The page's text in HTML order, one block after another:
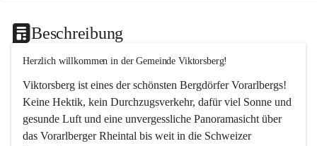
Beschreibung
Herzlich willkommen in der Gemeinde Viktorsberg!
Viktorsberg ist eines der schönsten Bergdörfer Vorarlbergs!
Keine Hektik, kein Durchzugsverkehr, dafür viel Sonne und
gesunde Luft und eine unvergessliche Panoramasicht über
das Vorarlberger Rheintal bis weit in die Schweizer